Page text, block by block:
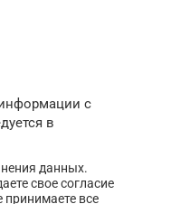
с
в
данных.
свое согласие
принимаете все